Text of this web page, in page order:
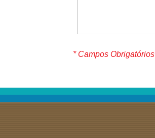
* Campos Obrigatórios